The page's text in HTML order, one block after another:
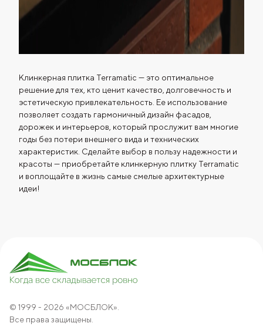
Клинкерная плитка Terramatic — это оптимальное
решение для тех, кто ценит качество, долговечность и
эстетическую привлекательность. Ее использование
позволяет создать гармоничный дизайн фасадов,
дорожек и интерьеров, который прослужит вам многие
годы без потери внешнего вида и технических
характеристик. Сделайте выбор в пользу надежности и
красоты — приобретайте клинкерную плитку Terramatic
и воплощайте в жизнь самые смелые архитектурные
идеи!
© 1999 - 2026 «МОСБЛОК».
Все права защищены.